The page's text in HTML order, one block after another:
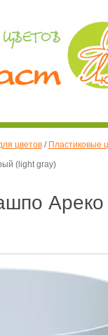
цветов/ Пластиковые
(light gray)